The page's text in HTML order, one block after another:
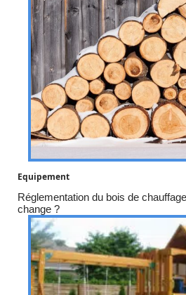
Equipement
Réglementation du bois de
change ?